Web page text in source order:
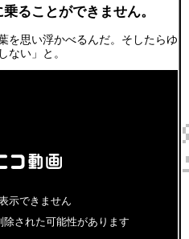
ることができません。
を思い浮かべるんだ。そしたらゆ
い」と。